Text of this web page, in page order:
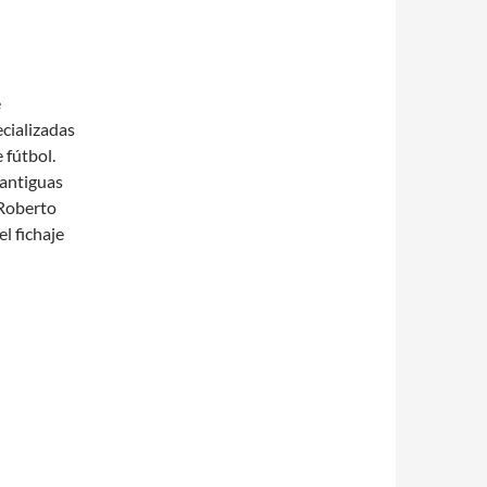
fútbol.
fichaje